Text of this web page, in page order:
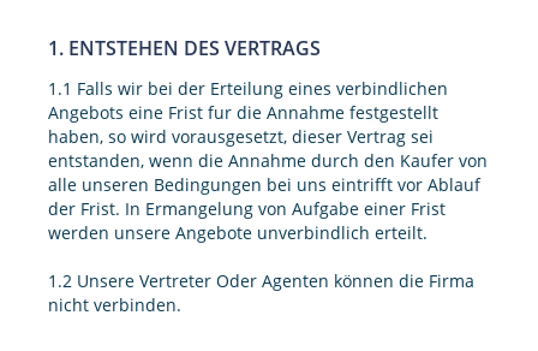
1. ENTSTEHEN DES VERTRAGS
1.1 Falls wir bei der Erteilung eines verbindlichen
Angebots eine Frist fur die Annahme festgestellt
haben, so wird vorausgesetzt, dieser Vertrag sei
entstanden, wenn die Annahme durch den Kaufer von
alle unseren Bedingungen bei uns eintrifft vor Ablauf
der Frist. In Ermangelung von Aufgabe einer Frist
werden unsere Angebote unverbindlich erteilt.
1.2 Unsere Vertreter Oder Agenten können die Firma
nicht verbinden.